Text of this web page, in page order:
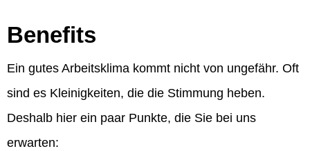
Benefits
Ein gutes Arbeitsklima kommt nicht von ungefähr. Oft
sind es Kleinigkeiten, die die Stimmung heben.
Deshalb hier ein paar Punkte, die Sie bei uns
erwarten: